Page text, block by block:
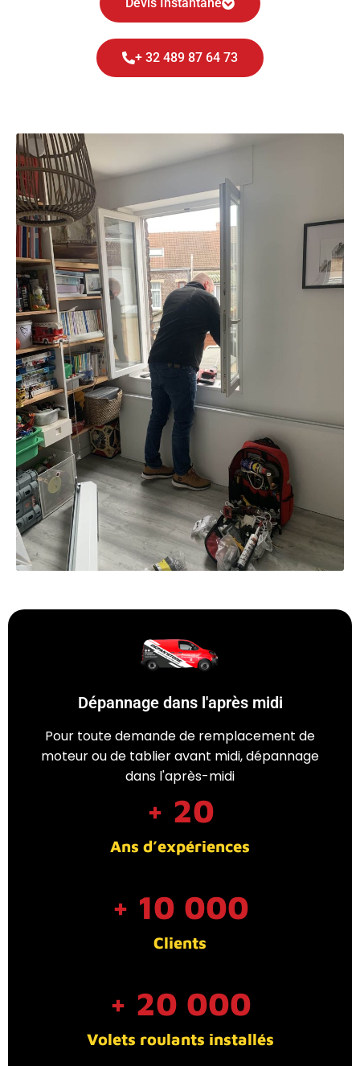
+ 32 489 87 64 73
Dépannage dans l'après midi
Pour toute demande de remplacement de
moteur ou de tablier avant midi, dépannage
dans l'après-midi
Ans d’expériences
+ 20
Clients
+ 10 000
Volets roulants installés
+ 20 000